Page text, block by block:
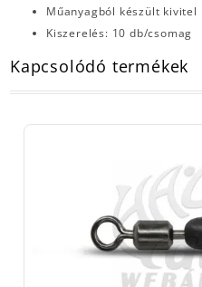
Műanyagból készült kivitel
Kiszerelés: 10 db/csomag
Kapcsolódó termékek